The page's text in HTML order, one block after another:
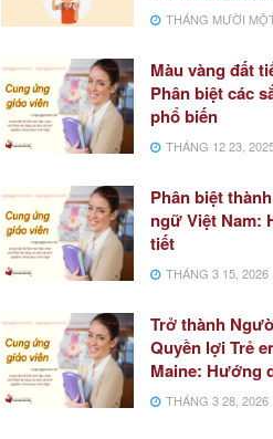
THÁNG MƯỜI
Màu vàng đất
Phân biệt các
phổ biến
THÁNG 12 23,
Phân biệt
ngữ Việt Nam:
tiết
THÁNG 3 15, 2026
Trở thành
Quyền lợi Trẻ
Maine: Hướng
THÁNG 3 28, 2026